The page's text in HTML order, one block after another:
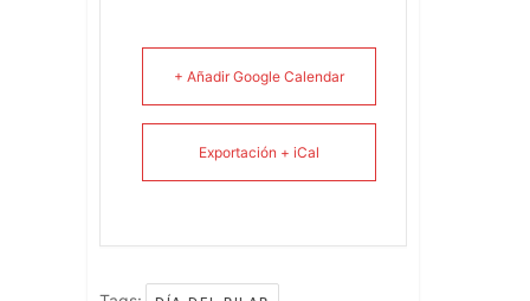
+ Añadir Google Calendar
Exportación + iCal